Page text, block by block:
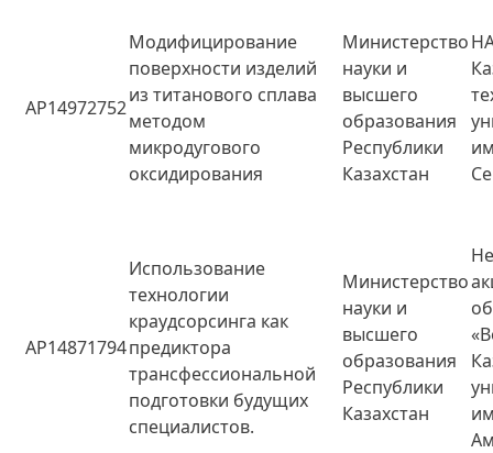
AP14972752
Модифицирование
поверхности изделий
из титанового сплава
методом
микродугового
оксидирования
Министерство
науки и
высшего
образования
Республики
Казахстан
AP14871794
Использование
технологии
краудсорсинга как
предиктора
трансфессиональной
подготовки будущих
специалистов.
Министерство
науки и
высшего
образования
Республики
Казахстан